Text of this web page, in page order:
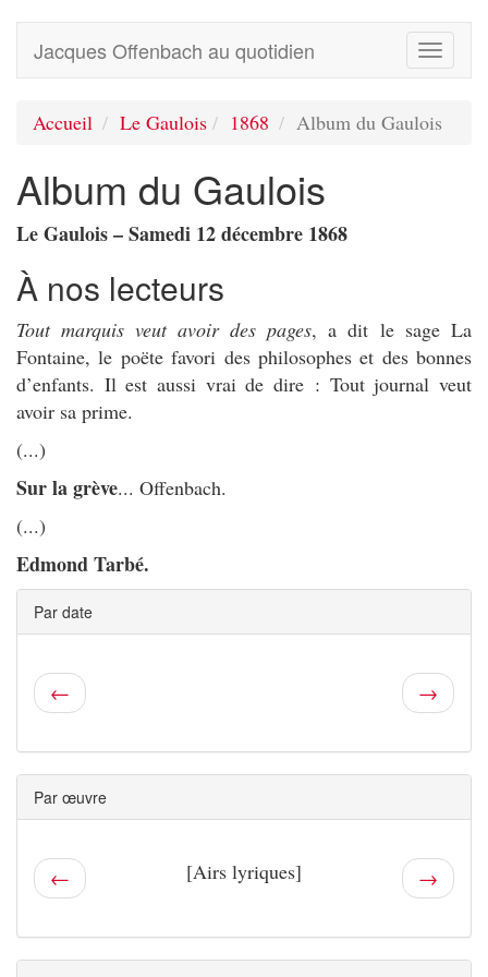
Toggle
Jacques Offenbach au quotidien
Accueil Le Gaulois 1868 Album du Gaulois
Album du Gaulois
Le Gaulois – Samedi 12 décembre 1868
À nos lecteurs
Tout marquis veut avoir des pages, a dit le sage La
Fontaine, le poëte favori des philosophes et des bonnes
d’enfants. Il est aussi vrai de dire : Tout journal veut
avoir sa prime.
(...)
Sur la grève... Offenbach.
(...)
Edmond Tarbé.
Par date
← →
Par œuvre
← [Airs lyriques] →